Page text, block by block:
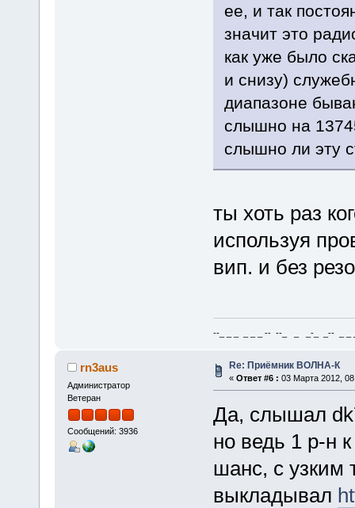
ее, и так
значит это
как уже было
и снизу)
диапазоне
слышно на
слышно ли эту
ты хоть раз
используя
вип. и без
--_ _ _ _ _ _ -- --_ _ _-_ _-- _ _
rn3aus
Администратор
Ветеран
Сообщений: 3936
Re: Приёмник ВОЛНА-К
« Ответ #6 : 03 Марта 2012,
Да, слышал
но ведь 1 р-н
шанс, с узким
выкладывал